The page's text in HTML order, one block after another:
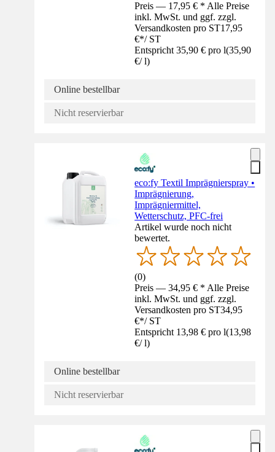
Preis — 17,95 € * Alle Preise
inkl. MwSt. und ggf. zzgl.
Versandkosten pro ST17,95
€*/ ST
Entspricht 35,90 € pro l(35,90
€/ l)
Online bestellbar
Nicht reservierbar
eco:fy Textil Imprägnierspray •
Imprägnierung,
Imprägniermittel,
Wetterschutz, PFC-frei
Artikel wurde noch nicht
bewertet.
(0)
Preis — 34,95 € * Alle Preise
inkl. MwSt. und ggf. zzgl.
Versandkosten pro ST34,95
€*/ ST
Entspricht 13,98 € pro l(13,98
€/ l)
Online bestellbar
Nicht reservierbar